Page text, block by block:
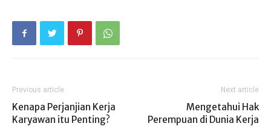
Previous article
Kenapa Perjanjian Kerja
Karyawan itu Penting?
Next article
Mengetahui Hak
Perempuan di Dunia Kerja